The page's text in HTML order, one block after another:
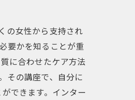
の女性から支持され
要かを知ることが重
に合わせたケア方法
その講座で、自分に
できます。インター